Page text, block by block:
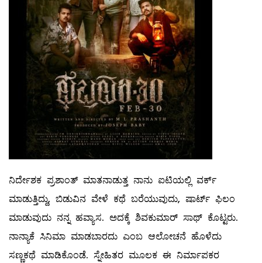
ನಿರ್ದೇಶಕ ಪ್ರಶಾಂತ್ ಮಾತನಾಡುತ್ತ ನಾನು ಐಟಿಯಲ್ಲಿ ವರ್ಕ್
ಮಾಡುತ್ತಿದ್ದು, ಬಿಡುವಿನ ವೇಳೆ ಕಥೆ ಬರೆಯುವುದು, ಷಾರ್ಟ್ ಫಿಲಂ
ಮಾಡುವುದು ನನ್ನ ಹವ್ಯಾಸ. ಅದಕ್ಕೆ ಶಿವಕುಮಾರ್ ಸಾಥ್ ಕೊಟ್ಟರು.
ನಾನ್ಯಾಕೆ ಸಿನಿಮಾ ಮಾಡಬಾರದು ಎಂಬ ಆಲೋಚನೆ ಹೊಳೆದು
ಸಣ್ಣಕಥೆ ಮಾಡಿಕೊಂಡೆ. ಸ್ನೇಹಿತರ ಮೂಲಕ ಈ ನಿರ್ಮಾಪಕರ